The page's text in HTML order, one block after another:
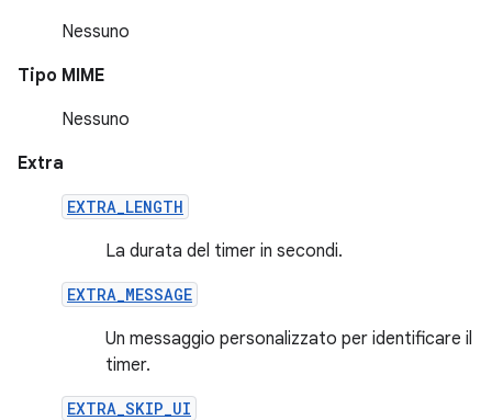
Nessuno
Tipo MIME
Nessuno
Extra
EXTRA_LENGTH
La durata del timer in secondi.
EXTRA_MESSAGE
Un messaggio personalizzato per identificare il
timer.
EXTRA_SKIP_UI